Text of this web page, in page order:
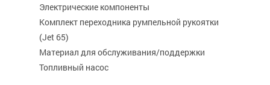
Электрические компоненты
Комплект переходника румпельной рукоятки
(Jet 65)
Материал для обслуживания/поддержки
Топливный насос